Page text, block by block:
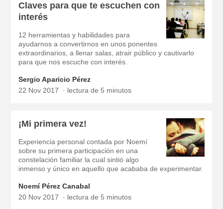
Claves para que te escuchen con
interés
12 herramientas y habilidades para
ayudarnos a convertirnos en unos ponentes
extraordinarios, a llenar salas, atrair público y cautivarlo
para que nos escuche con interés.
Sergio Aparicio Pérez
22 Nov 2017
lectura de 5 minutos
¡Mi primera vez!
Experiencia personal contada por Noemí
sobre su primera participación en una
constelación familiar la cual sintió algo
inmenso y único en aquello que acababa de experimentar.
Noemí Pérez Canabal
20 Nov 2017
lectura de 5 minutos